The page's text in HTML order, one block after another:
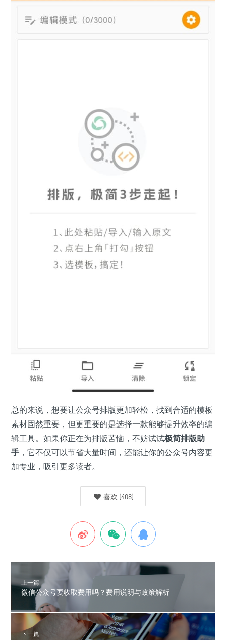
总的来说，想要让公众号排版更加轻松，找到合适的模板
素材固然重要，但更重要的是选择一款能够提升效率的编
辑工具。如果你正在为排版苦恼，不妨试试极简排版助
手 ，它不仅可以节省大量时间，还能让你的公众号内容更
加专业，吸引更多读者。
喜欢 (408)
上一篇
微信公众号要收取费用吗？费用说明与政策解析
下一篇